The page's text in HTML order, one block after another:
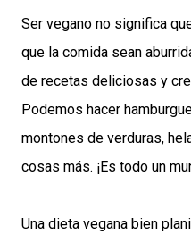
Ser vegano no significa
que la comida sean
de recetas deliciosas y
Podemos hacer
montones de verduras,
cosas más. ¡Es todo un
Una dieta vegana bien